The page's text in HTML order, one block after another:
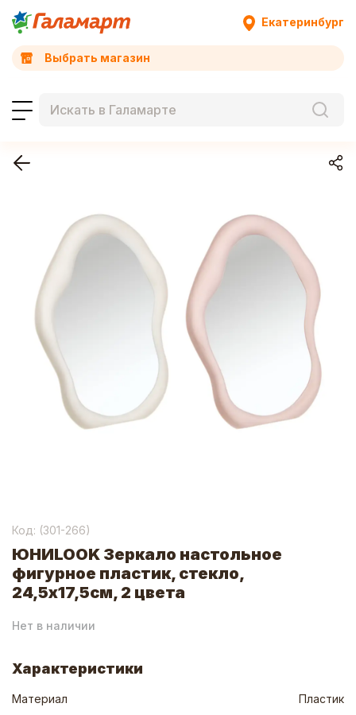
Екатеринбург
Выбрать магазин
Код: (301-266)
ЮНИLOOK Зеркало настольное
фигурное пластик, стекло,
24,5х17,5см, 2 цвета
Нет в наличии
Характеристики
Материал
Пластик